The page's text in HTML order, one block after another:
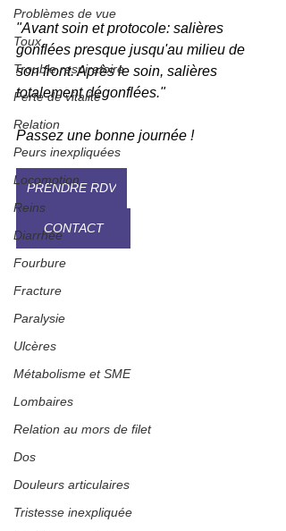
Problèmes de vue
Toux
Trouble respiratoire
Perte de vitalité
Relation
Peurs inexpliquées
Locomotion
Reins
Diarrhée
Fourbure
Fracture
Paralysie
Ulcères
Métabolisme et SME
Lombaires
Relation au mors de filet
Dos
Douleurs articulaires
Tristesse inexpliquée
"Avant soin et protocole: salières
gonflées presque jusqu'au milieu de
son front. Après le soin, salières
totalement dégonflées."
Passez une bonne journée !
PRENDRE RDV
CONTACT